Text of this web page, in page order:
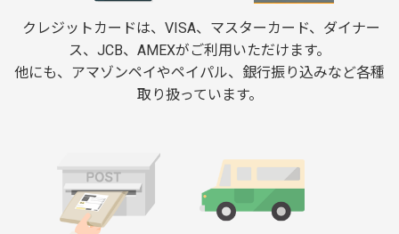
クレジットカードは、VISA、マスターカード、ダイナー
ス、JCB、AMEXがご利用いただけます。
他にも、アマゾンペイやペイパル、銀行振り込みなど各種
取り扱っています。